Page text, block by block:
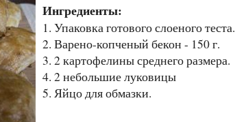
Ингредиенты:
1. Упаковка готового слоеного теста.
2. Варено-копченый бекон - 150 г.
3. 2 картофелины среднего размера.
4. 2 небольшие луковицы
5. Яйцо для обмазки.